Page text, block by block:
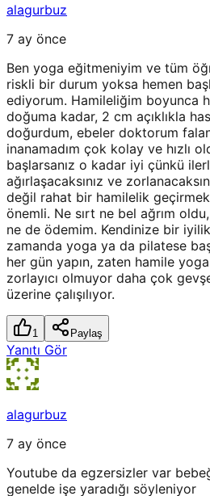
alagurbuz
7 ay önce
Ben yoga eğitmeniyim ve tüm
riskli bir durum yoksa hemen
ediyorum. Hamileliğim boyunca
doğuma kadar, 2 cm açıklıkla
doğurdum, ebeler doktorum
inanamadım çok kolay ve hızlı
başlarsanız o kadar iyi çünkü
ağırlaşacaksınız ve
değil rahat bir hamilelik
önemli. Ne sırt ne bel ağrım
ne de ödemim. Kendinize bir
zamanda yoga ya da pilatese
her gün yapın, zaten hamile
zorlayıcı olmuyor daha çok
üzerine çalışılıyor.
1 Paylaş
Yanıtı Gör
alagurbuz
7 ay önce
Youtube da egzersizler var
genelde işe yaradığı söyleniyor